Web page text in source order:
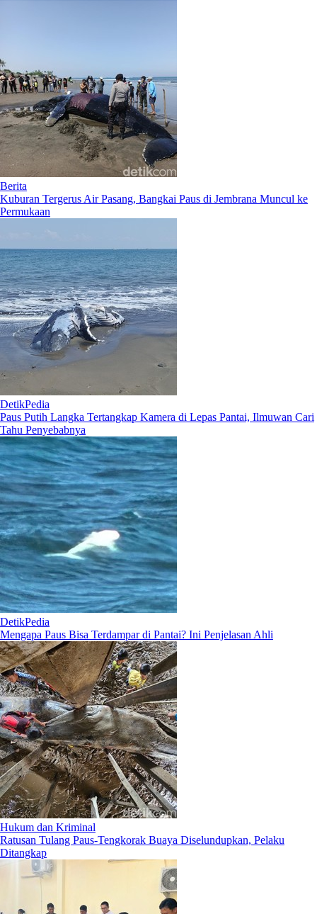
Berita
Kuburan Tergerus Air Pasang, Bangkai Paus di Jembrana Muncul ke
Permukaan
DetikPedia
Paus Putih Langka Tertangkap Kamera di Lepas Pantai, Ilmuwan Cari
Tahu Penyebabnya
DetikPedia
Mengapa Paus Bisa Terdampar di Pantai? Ini Penjelasan Ahli
Hukum dan Kriminal
Ratusan Tulang Paus-Tengkorak Buaya Diselundupkan, Pelaku
Ditangkap